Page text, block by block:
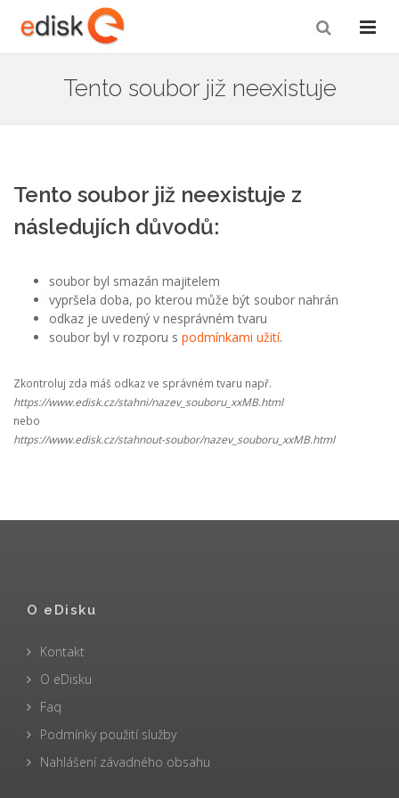
Tento soubor již neexistuje
Tento soubor již neexistuje z
následujích důvodů:
soubor byl smazán majitelem
vypršela doba, po kterou může být soubor nahrán
odkaz je uvedený v nesprávném tvaru
soubor byl v rozporu s podmínkami užití.
Zkontroluj zda máš odkaz ve správném tvaru např.
https://www.edisk.cz/stahni/nazev_souboru_xxMB.html
nebo
https://www.edisk.cz/stahnout-soubor/nazev_souboru_xxMB.html
O eDisku
Kontakt
O eDisku
Faq
Podmínky použití služby
Nahlášení závadného obsahu